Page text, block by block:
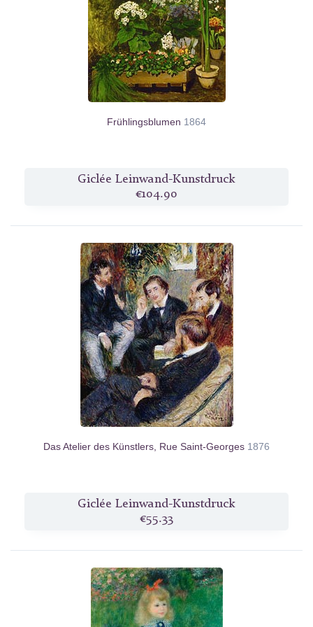
Frühlingsblumen 1864
Giclée Leinwand-Kunstdruck
€104.90
Das Atelier des Künstlers, Rue Saint-Georges 1876
Giclée Leinwand-Kunstdruck
€55.33